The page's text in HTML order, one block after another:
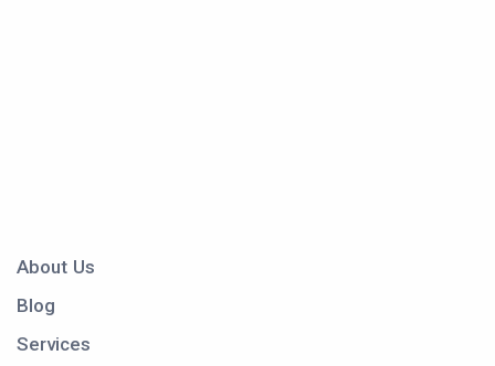
About Us
Blog
Services